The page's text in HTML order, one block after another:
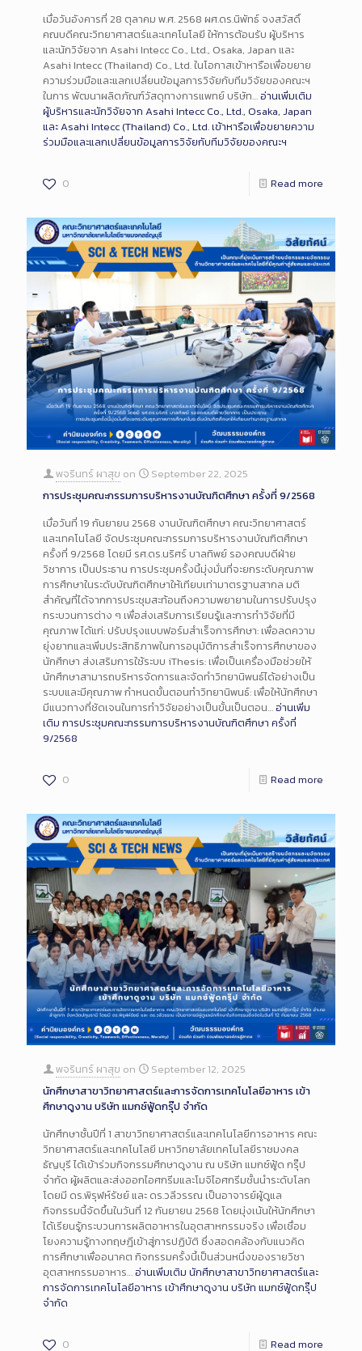
เมื่อวันอังคารที่ 28 ตุลาคม พ.ศ. 2568 ผศ.ดร.นิพัทธ์ จงสวัสดิ์
คณบดีคณะวิทยาศาสตร์และเทคโนโลยี ให้การต้อนรับ ผู้บริหาร
และนักวิจัยจาก Asahi Intecc Co., Ltd., Osaka, Japan และ
Asahi Intecc (Thailand) Co., Ltd. ในโอกาสเข้าหารือเพื่อขยาย
ความร่วมมือและแลกเปลี่ยนข้อมูลการวิจัยกับทีมวิจัยของคณะฯ
ในการ พัฒนาผลิตภัณฑ์วัสดุทางการแพทย์ บริษัท…อ่านเพิ่มเติม
ผู้บริหารและนักวิจัยจาก Asahi Intecc Co., Ltd., Osaka, Japan
และ Asahi Intecc (Thailand) Co., Ltd. เข้าหารือเพื่อขยายความ
ร่วมมือและแลกเปลี่ยนข้อมูลการวิจัยกับทีมวิจัยของคณะฯ
0 Read more
พจรินทร์ ผาสุข on
September 22, 2025
การประชุมคณะกรรมการบริหารงานบัณฑิตศึกษา ครั้งที่ 9/2568
เมื่อวันที่ 19 กันยายน 2568 งานบัณฑิตศึกษา คณะวิทยาศาสตร์
และเทคโนโลยี จัดประชุมคณะกรรมการบริหารงานบัณฑิตศึกษา
ครั้งที่ 9/2568 โดยมี รศ.ดร.นริศร์ บาลทิพย์ รองคณบดีฝ่าย
วิชาการ เป็นประธาน การประชุมครั้งนี้มุ่งมั่นที่จะยกระดับคุณภาพ
การศึกษาในระดับบัณฑิตศึกษาให้เทียบเท่ามาตรฐานสากล มติ
สำคัญที่ได้จากการประชุมสะท้อนถึงความพยายามในการปรับปรุง
กระบวนการต่าง ๆ เพื่อส่งเสริมการเรียนรู้และการทำวิจัยที่มี
คุณภาพ ได้แก่: ปรับปรุงแบบฟอร์มสำเร็จการศึกษา: เพื่อลดความ
ยุ่งยากและเพิ่มประสิทธิภาพในการอนุมัติการสำเร็จการศึกษาของ
นักศึกษา ส่งเสริมการใช้ระบบ iThesis: เพื่อเป็นเครื่องมือช่วยให้
นักศึกษาสามารถบริหารจัดการและจัดทำวิทยานิพนธ์ได้อย่างเป็น
ระบบและมีคุณภาพ กำหนดขั้นตอนทำวิทยานิพนธ์: เพื่อให้นักศึกษา
มีแนวทางที่ชัดเจนในการทำวิจัยอย่างเป็นขั้นเป็นตอน…อ่านเพิ่ม
เติม การประชุมคณะกรรมการบริหารงานบัณฑิตศึกษา ครั้งที่
9/2568
0 Read more
พจรินทร์ ผาสุข on
September 12, 2025
นักศึกษาสาขาวิทยาศาสตร์และการจัดการเทคโนโลยีอาหาร เข้า
ศึกษาดูงาน บริษัท แมกซ์ฟู้ดกรุ๊ป จำกัด
นักศึกษาชั้นปีที่ 1 สาขาวิทยาศาสตร์และเทคโนโลยีการอาหาร คณะ
วิทยาศาสตร์และเทคโนโลยี มหาวิทยาลัยเทคโนโลยีราชมงคล
ธัญบุรี ได้เข้าร่วมกิจกรรมศึกษาดูงาน ณ บริษัท แมกซ์ฟู้ด กรุ๊ป
จำกัด ผู้ผลิตและส่งออกไอศกรีมและโมจิไอศกรีมชั้นนำระดับโลก
โดยมี ดร.พิรุฬห์รัชย์ และ ดร.วลีวรรณ เป็นอาจารย์ผู้ดูแล
กิจกรรมนี้จัดขึ้นในวันที่ 12 กันยายน 2568 โดยมุ่งเน้นให้นักศึกษา
ได้เรียนรู้กระบวนการผลิตอาหารในอุตสาหกรรมจริง เพื่อเชื่อม
โยงความรู้ทางทฤษฎีเข้าสู่การปฏิบัติ ซึ่งสอดคล้องกับแนวคิด
การศึกษาเพื่ออนาคต กิจกรรมครั้งนี้เป็นส่วนหนึ่งของรายวิชา
อุตสาหกรรมอาหาร…อ่านเพิ่มเติม นักศึกษาสาขาวิทยาศาสตร์และ
การจัดการเทคโนโลยีอาหาร เข้าศึกษาดูงาน บริษัท แมกซ์ฟู้ดกรุ๊ป
จำกัด
0 Read more